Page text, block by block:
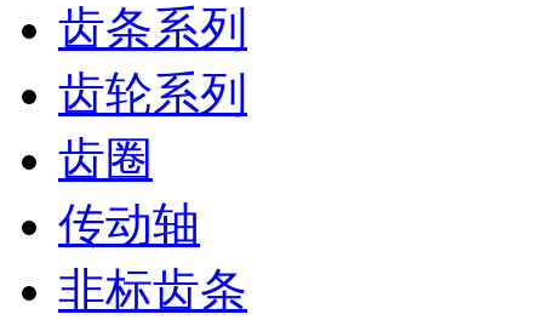
齿条系列
齿轮系列
齿圈
传动轴
非标齿条